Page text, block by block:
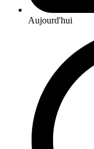
Aujourd'hui